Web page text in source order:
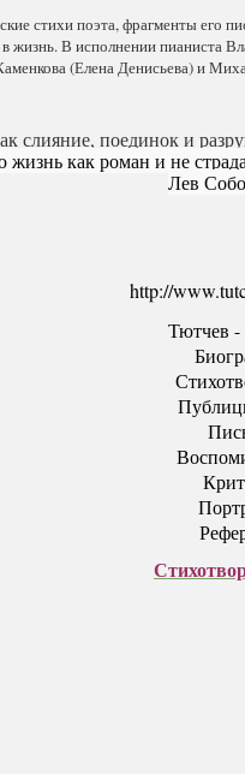
стихи поэта, фрагменты
жизнь. В исполнении пианиста
(Елена Денисьева) и
слияние, поединок и
как роман и не
Лев
http://
Тютчев -